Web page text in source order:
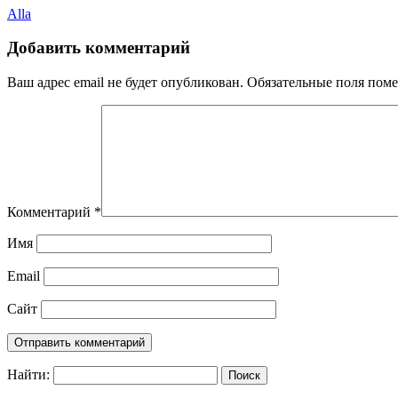
Alla
Добавить комментарий
Ваш адрес email не будет опубликован. Обязательные поля
Комментарий *
Имя
Email
Сайт
Найти: